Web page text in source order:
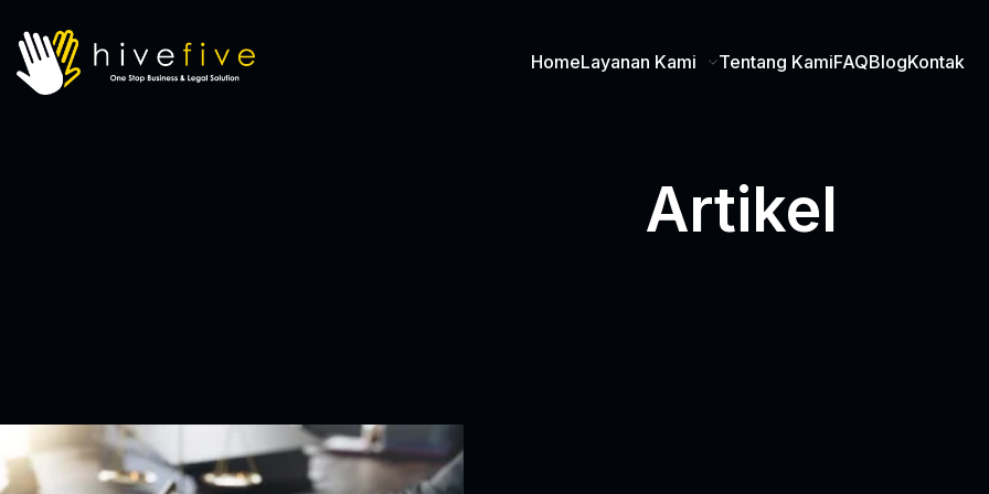
HomeLayanan Kami Tentang KamiFAQBlogKontak
Artikel